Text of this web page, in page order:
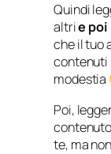
Quindi
altrie
che il tuo
contenuti
modestia
Poi,
te, ma